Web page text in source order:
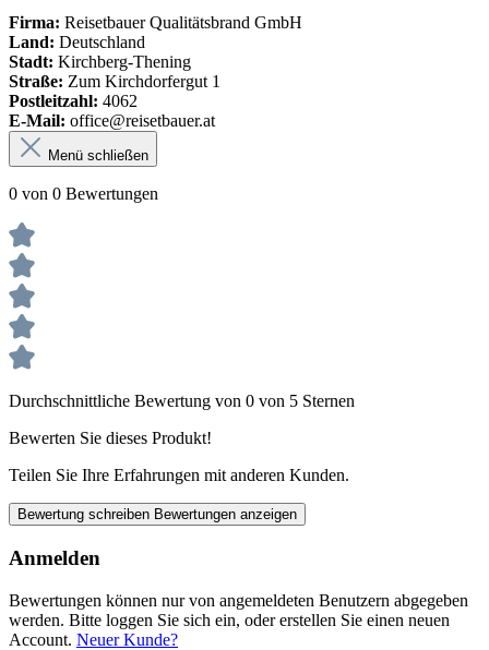
Firma: Reisetbauer Qualitätsbrand GmbH
Land: Deutschland
Stadt: Kirchberg-Thening
Straße: Zum Kirchdorfergut 1
Postleitzahl: 4062
E-Mail: office@reisetbauer.at
Menü schließen
0 von 0 Bewertungen
Durchschnittliche Bewertung von 0 von 5 Sternen
Bewerten Sie dieses Produkt!
Teilen Sie Ihre Erfahrungen mit anderen Kunden.
Bewertung schreiben Bewertungen anzeigen
Anmelden
Bewertungen können nur von angemeldeten Benutzern abgegeben
werden. Bitte loggen Sie sich ein, oder erstellen Sie einen neuen
Account. Neuer Kunde?